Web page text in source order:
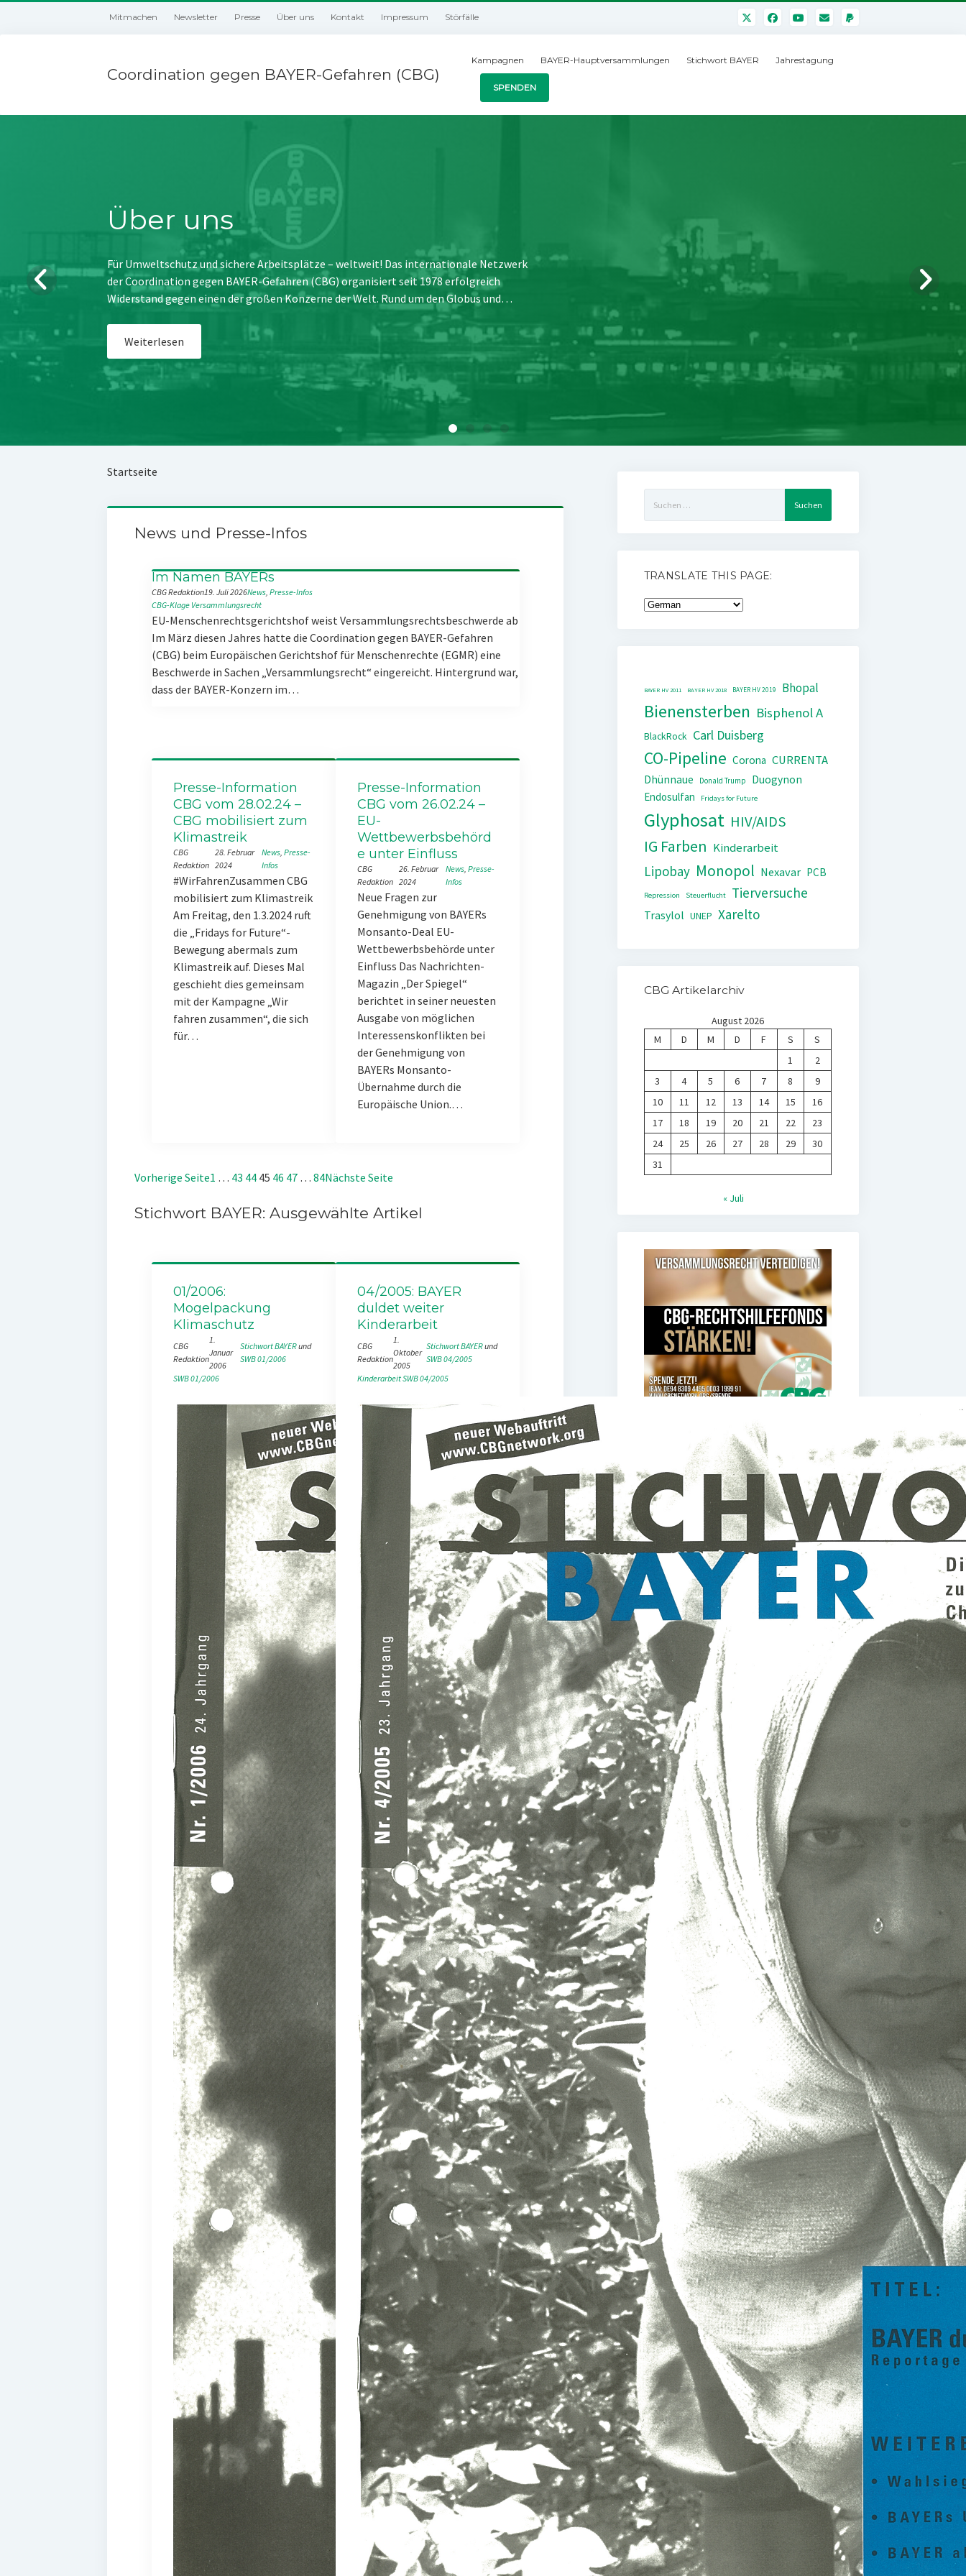
Mitmachen Newsletter Presse Über uns Kontakt Impressum Störfälle
Coordination gegen BAYER-Gefahren (CBG)
Kampagnen BAYER-Hauptversammlungen Stichwort BAYER Jahrestagung
SPENDEN
Über uns
Für Umweltschutz und sichere Arbeitsplätze – weltweit! Das internationale Netzwerk
der Coordination gegen BAYER-Gefahren (CBG) organisiert seit 1978 erfolgreich
Widerstand gegen einen der großen Konzerne der Welt. Rund um den Globus und…
Weiterlesen
Startseite
News und Presse-Infos
Im Namen BAYERs
CBG Redaktion19. Juli 2026News, Presse-Infos
CBG-Klage Versammlungsrecht
EU-Menschenrechtsgerichtshof weist Versammlungsrechtsbeschwerde ab
Im März diesen Jahres hatte die Coordination gegen BAYER-Gefahren
(CBG) beim Europäischen Gerichtshof für Menschenrechte (EGMR) eine
Beschwerde in Sachen „Versammlungsrecht“ eingereicht. Hintergrund war,
dass der BAYER-Konzern im…
Presse-Information
CBG vom 28.02.24 –
CBG mobilisiert zum
Klimastreik
CBG
Redaktion
28. Februar
2024
News, Presse-
Infos
#WirFahrenZusammen CBG
mobilisiert zum Klimastreik
Am Freitag, den 1.3.2024 ruft
die „Fridays for Future“-
Bewegung abermals zum
Klimastreik auf. Dieses Mal
geschieht dies gemeinsam
mit der Kampagne „Wir
fahren zusammen“, die sich
für…
Presse-Information
CBG vom 26.02.24 –
EU-
Wettbewerbsbehörd
e unter Einfluss
CBG
Redaktion
26. Februar
2024
News, Presse-
Infos
Neue Fragen zur
Genehmigung von BAYERs
Monsanto-Deal EU-
Wettbewerbsbehörde unter
Einfluss Das Nachrichten-
Magazin „Der Spiegel“
berichtet in seiner neuesten
Ausgabe von möglichen
Interessenskonflikten bei
der Genehmigung von
BAYERs Monsanto-
Übernahme durch die
Europäische Union.…
Vorherige Seite1 … 43 44 45 46 47 … 84Nächste Seite
Stichwort BAYER: Ausgewählte Artikel
01/2006:
Mogelpackung
Klimaschutz
CBG
Redaktion
1.
Januar
2006
Stichwort BAYER
und
SWB 01/2006
SWB 01/2006
04/2005: BAYER
duldet weiter
Kinderarbeit
CBG
Redaktion
1.
Oktober
2005
Stichwort BAYER
und
SWB 04/2005
KinderarbeitSWB 04/2005
nach:
TRANSLATE THIS PAGE:
BAYER HV 2011 BAYER HV 2018 BAYER HV 2019 Bhopal
Bienensterben Bisphenol A
BlackRock Carl Duisberg
CO-Pipeline Corona CURRENTA
Dhünnaue Donald Trump
Duogynon
Endosulfan
Fridays for Future
Glyphosat HIV/AIDS
IG Farben Kinderarbeit
Lipobay Monopol Nexavar PCB
Repression Steuerflucht Tierversuche
Trasylol UNEP Xarelto
CBG Artikelarchiv
August 2026
M
D M D F S
S
1
2
3
4 5 6 7 8
9
10
11 12 13 14 15
16
17
18 19 20 21 22
23
24
25 26 27 28 29
30
31
« Juli